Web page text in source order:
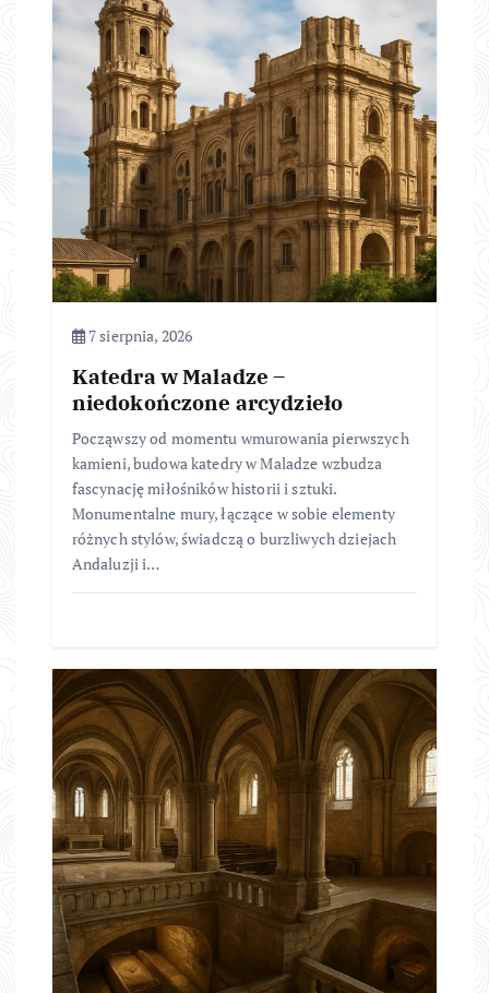
7 sierpnia, 2026
Katedra w Maladze –
niedokończone arcydzieło
Począwszy od momentu wmurowania pierwszych
kamieni, budowa katedry w Maladze wzbudza
fascynację miłośników historii i sztuki.
Monumentalne mury, łączące w sobie elementy
różnych stylów, świadczą o burzliwych dziejach
Andaluzji i…